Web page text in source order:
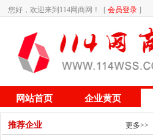
您好，欢迎来到114网商网！ [ 会员登录 ]
网站首页 企业黄页
推荐企业 更多>>